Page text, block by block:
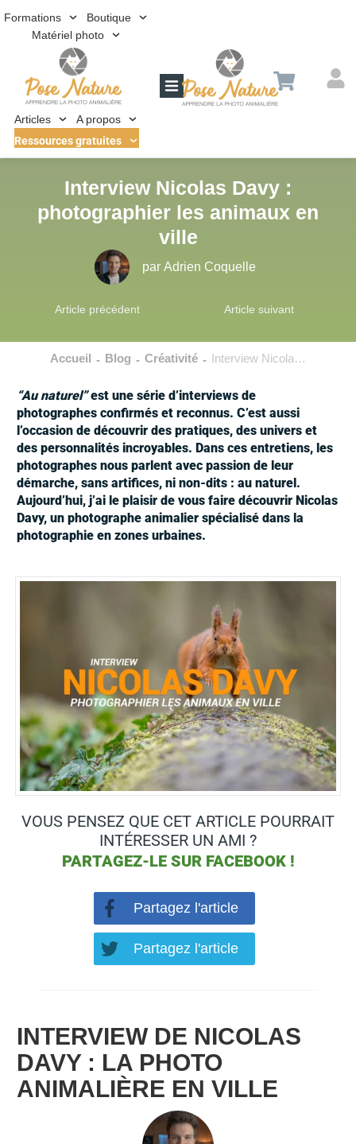
Formations
Boutique
Matériel photo
Articles
A propos
Ressources gratuites
Interview Nicolas Davy :
photographier les animaux en
ville
par Adrien Coquelle
Article précédent Article suivant
Accueil - Blog - Créativité - Interview Nicolas Davy : photographier les animaux en ville
“Au naturel”est une série d’interviews de
photographes confirmés et reconnus. C’est aussi
l’occasion de découvrir des pratiques, des univers et
des personnalités incroyables. Dans ces entretiens, les
photographes nous parlent avec passion de leur
démarche, sans artifices, ni non-dits : au naturel.
Aujourd’hui, j’ai le plaisir de vous faire découvrir Nicolas
Davy, un photographe animalier spécialisé dans la
photographie en zones urbaines.
VOUS PENSEZ QUE CET ARTICLE POURRAIT
INTÉRESSER UN AMI ?
PARTAGEZ-LE SUR FACEBOOK !
Partagez l'article
Partagez l'article
INTERVIEW DE NICOLAS
DAVY : LA PHOTO
ANIMALIÈRE EN VILLE